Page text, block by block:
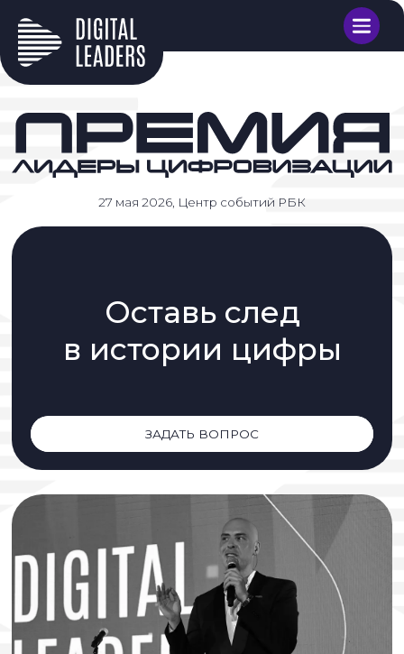
27 мая 2026, Центр событий РБК
Оставь след
в истории цифры
ЗАДАТЬ ВОПРОС